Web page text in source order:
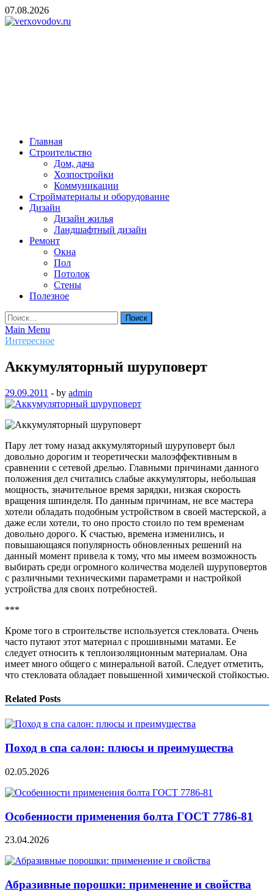
Skip
to
07.08.2026
Главная
Строительство
Дом, дача
Хозпостройки
Коммуникации
Стройматериалы и оборудование
Дизайн
Дизайн жилья
Ландшафтный дизайн
Ремонт
Окна
Пол
Потолок
Стены
Полезное
Найти:
Main Menu
Интересное
Аккумуляторный шуруповерт
29.09.2011 - by admin
Пару лет тому назад аккумуляторный шуруповерт был
довольно дорогим и теоретически малоэффективным в
сравнении с сетевой дрелью. Главными причинами данного
положения дел считались слабые аккумуляторы, небольшая
мощность, значительное время зарядки, низкая скорость
вращения шпинделя. По данным причинам, не все мастера
хотели обладать подобным устройством в своей мастерской, а
даже если хотели, то оно просто стоило по тем временам
довольно дорого. К счастью, времена изменились, и
повышающаяся популярность обновленных решений на
данный момент привела к тому, что мы имеем возможность
выбирать среди огромного количества моделей шуруповертов
с различными техническими параметрами и настройкой
устройства для своих потребностей.
***
Кроме того в строительстве используется стекловата. Очень
часто путают этот материал с прошивными матами. Ее
следует относить к теплоизоляционным материалам. Она
имеет много общего с минеральной ватой. Следует отметить,
что стекловата обладает повышенной химической стойкостью.
Related Posts
Поход в спа салон: плюсы и преимущества
02.05.2026
Особенности применения болта ГОСТ 7786-81
23.04.2026
Абразивные порошки: применение и свойства